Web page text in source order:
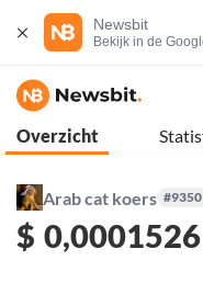
Newsbit
Bekijk in de
Overzicht
Arab cat koers #9350
$ 0,0001526